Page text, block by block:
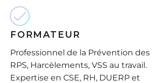
FORMATEUR
Professionnel de la Prévention des
RPS, Harcèlements, VSS au travail.
Expertise en CSE, RH, DUERP et